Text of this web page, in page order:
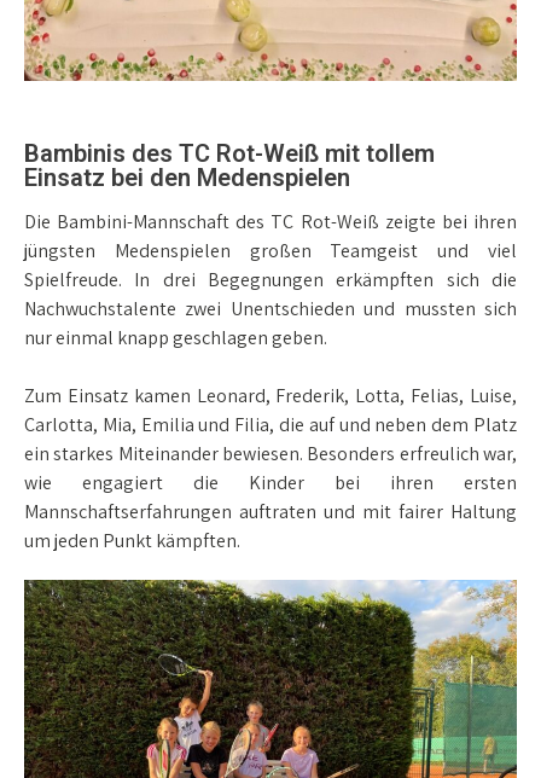
Bambinis des TC Rot-Weiß mit tollem
Einsatz bei den Medenspielen
Die Bambini-Mannschaft des TC Rot-Weiß zeigte bei ihren
jüngsten Medenspielen großen Teamgeist und viel
Spielfreude. In drei Begegnungen erkämpften sich die
Nachwuchstalente zwei Unentschieden und mussten sich
nur einmal knapp geschlagen geben.
Zum Einsatz kamen Leonard, Frederik, Lotta, Felias, Luise,
Carlotta, Mia, Emilia und Filia, die auf und neben dem Platz
ein starkes Miteinander bewiesen. Besonders erfreulich war,
wie engagiert die Kinder bei ihren ersten
Mannschaftserfahrungen auftraten und mit fairer Haltung
um jeden Punkt kämpften.